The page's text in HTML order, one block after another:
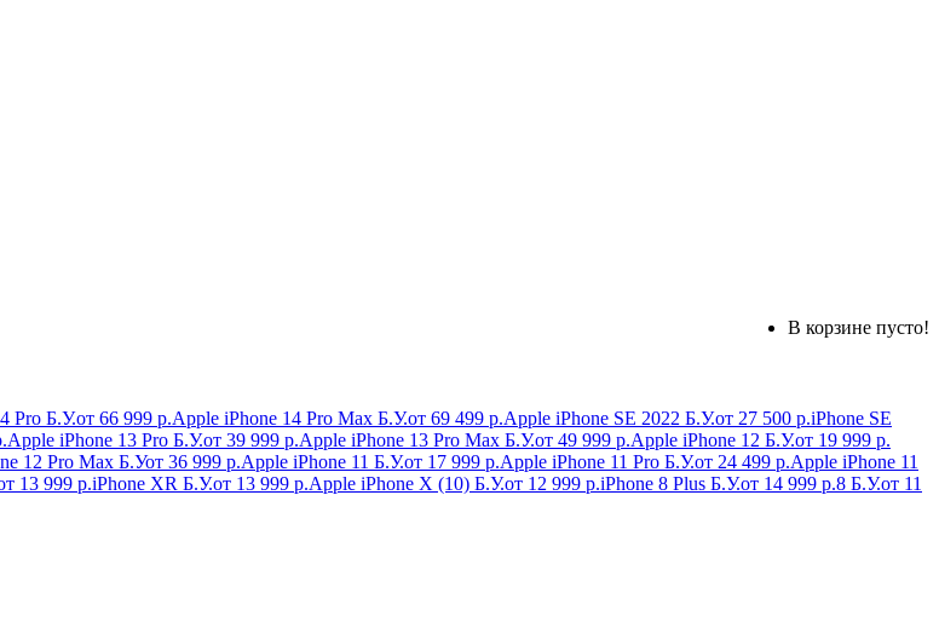
В корзине пусто!
Pro Б.У.от 66 999 р.Apple iPhone 14 Pro Max Б.У.от 69 499 р.Apple iPhone SE 2022 Б.У.от 27 500 р.iPhone SE
Apple iPhone 13 Pro Б.У.от 39 999 р.Apple iPhone 13 Pro Max Б.У.от 49 999 р.Apple iPhone 12 Б.У.от 19 999 р.
12 Pro Max Б.Уот 36 999 р.Apple iPhone 11 Б.У.от 17 999 р.Apple iPhone 11 Pro Б.У.от 24 499 р.Apple iPhone 11
13 999 р.iPhone XR Б.У.от 13 999 р.Apple iPhone X (10) Б.У.от 12 999 р.iPhone 8 Plus Б.У.от 14 999 р.8 Б.У.от 11